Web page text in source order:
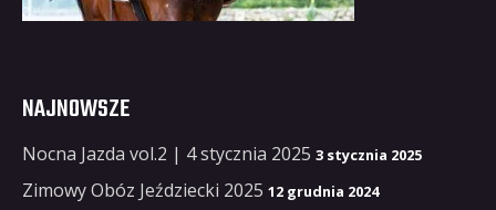
NAJNOWSZE
Nocna Jazda vol.2 | 4 stycznia 2025 3 stycznia 2025
Zimowy Obóz Jeździecki 2025 12 grudnia 2024